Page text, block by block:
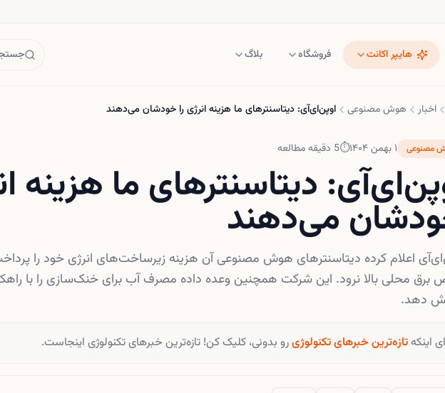
هایپر اکانت فروشگاه بلاگ
اخبار هوش مصنوعی اوپن‌ای‌آی: دیتاسنترهای ما هزینه انرژی را خودشان می‌دهند
مصنوعی ۱ بهمن ۱۴۰۴ ⏱
5 دقیقه مطالعه
دیتاسنترهای ما هزینه
می‌دهند
اعلام کرده دیتاسنترهای هوش مصنوعی آن هزینه زیرساخت‌های انرژی خود را
برق محلی بالا نرود. این شرکت همچنین وعده داده مصرف آب برای خنک‌سازی را با
دهد.
اینکهتازه‌ترین خبرهای تکنولوژیرو بدونی، کلیک کن! تازه‌ترین خبرهای تکنولوژی اینجاست.